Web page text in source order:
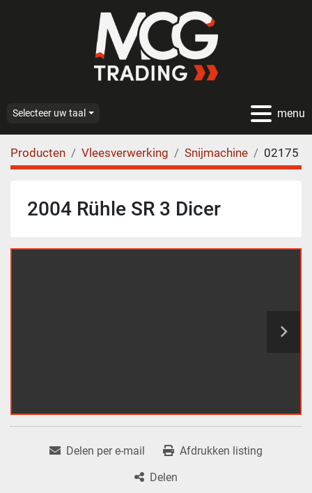
menu
Selecteer uw taal
Producten Vleesverwerking Snijmachine 02175
2004 Rühle SR 3 Dicer
Delen per e-mail
Afdrukken listing
Delen